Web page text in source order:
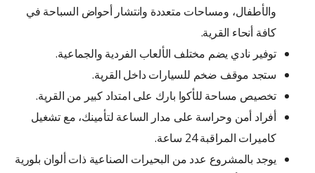
والأطفال، ومساحات متعددة وانتشار أحواض السباحة في
كافة أنحاء القرية.
توفير نادي يضم مختلف الألعاب الفردية والجماعية.
ستجد موقف ضخم للسيارات داخل القرية.
تخصيص مساحة للأكوا بارك على امتداد كبير من القرية.
أفراد أمن وحراسة على مدار الساعة لتأمينك، مع تشغيل
كاميرات المراقبة 24 ساعة.
يوجد بالمشروع عدد من البحيرات الصناعية ذات ألوان بلورية